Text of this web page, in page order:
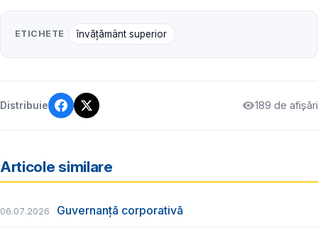
ETICHETE învățământ superior
Distribuie 189 de afișări
Articole similare
06.07.2026 Guvernanță corporativă